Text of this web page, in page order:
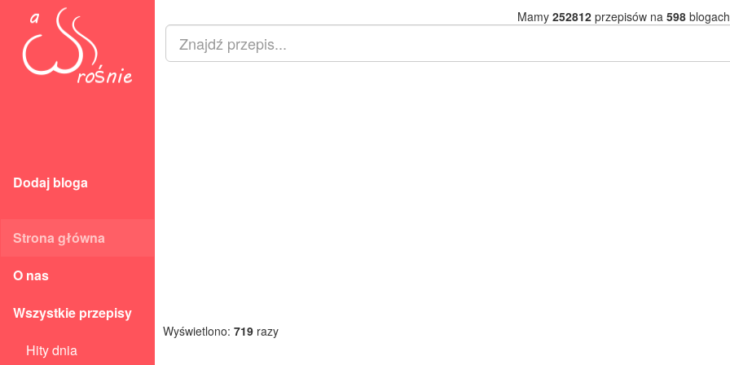
Dodaj bloga
Strona główna
O nas
Wszystkie przepisy
Hity dnia
Mamy 252812przepisów na 598
Wyświetlono: 719 razy